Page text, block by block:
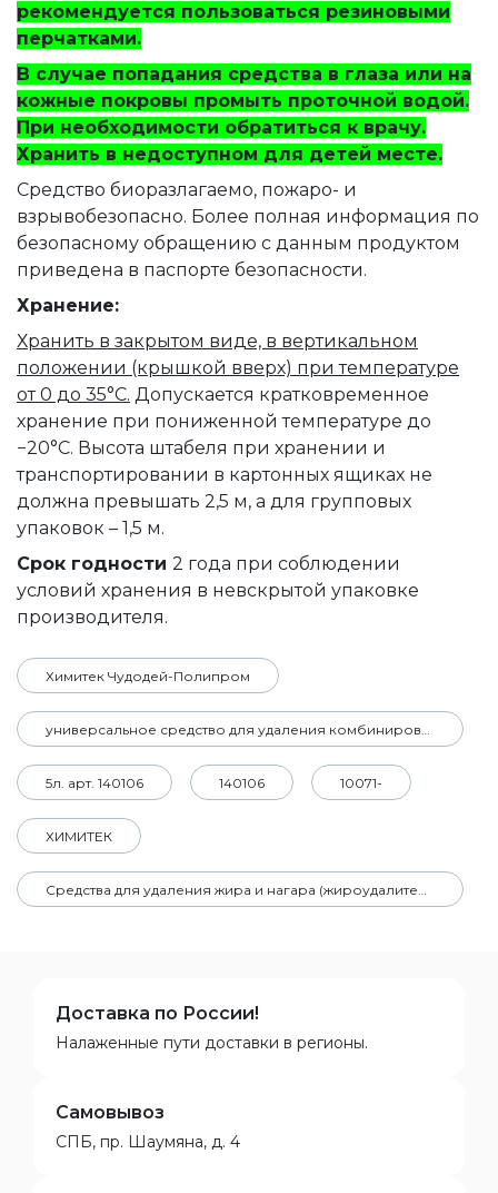
рекомендуется пользоваться резиновыми
перчатками.
В случае попадания средства в глаза или на
кожные покровы промыть проточной водой.
При необходимости обратиться к врачу.
Хранить в недоступном для детей месте.
Средство биоразлагаемо, пожаро- и
взрывобезопасно. Более полная информация по
безопасному обращению с данным продуктом
приведена в паспорте безопасности.
Хранение:
Хранить в закрытом виде, в вертикальном
положении (крышкой вверх) при температуре
от 0 до 35°C. Допускается кратковременное
хранение при пониженной температуре до
−20°C. Высота штабеля при хранении и
транспортировании в картонных ящиках не
должна превышать 2,5 м, а для групповых
упаковок – 1,5 м.
Срок годности 2 года при соблюдении
условий хранения в невскрытой упаковке
производителя.
Химитек Чудодей-Полипром
универсальное средство для удаления комбинированных загрязнений
5л. арт. 140106 140106 10071-
ХИМИТЕК
Средства для удаления жира и нагара (жироудалители)
Доставка по России!
Налаженные пути доставки в регионы.
Самовывоз
СПБ, пр. Шаумяна, д. 4